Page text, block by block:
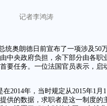
记者李鸿涛
统奥朗德日前宣布了一项涉及50
中央政府负担，余下部分由各职
要任务。一位法国官员表示，启
2014年，当时规定从2015年1月
供的数据，求职者是这一制度的